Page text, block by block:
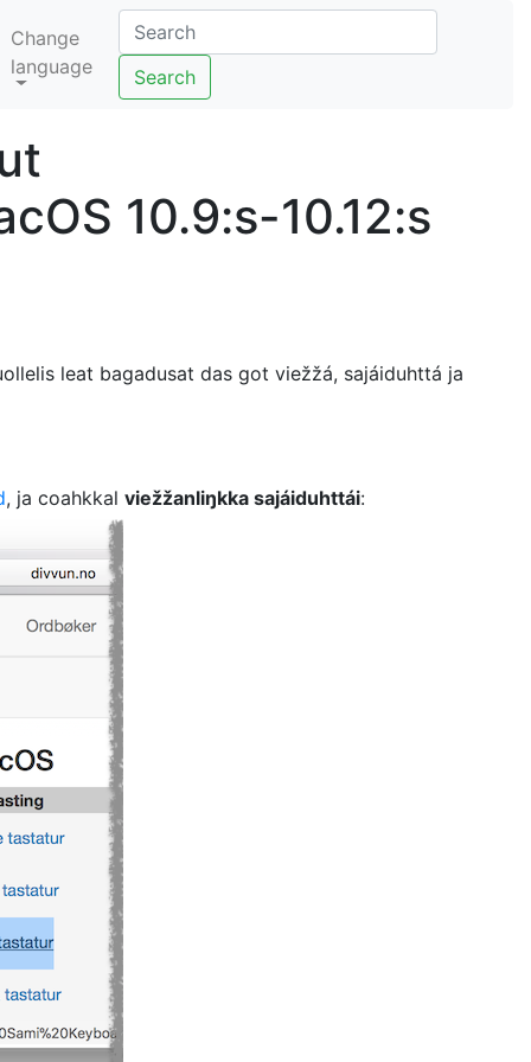
Change
language
Search
10.9:s-10.12:s
leat bagadusat das got viežžá, sajáiduhttá ja
, ja coahkkal viežžanliŋkka sajáiduhttái: